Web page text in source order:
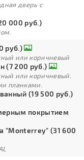
дверь с
000 руб.)
руб.)
или коричневый
(7 200 руб.)
или коричневый.
планками.
(19 500 руб.)
покрытием
"Monterrey" (31 600